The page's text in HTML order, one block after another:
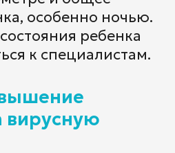
особенно ночью.
ребенка
к специалистам.
вирусную